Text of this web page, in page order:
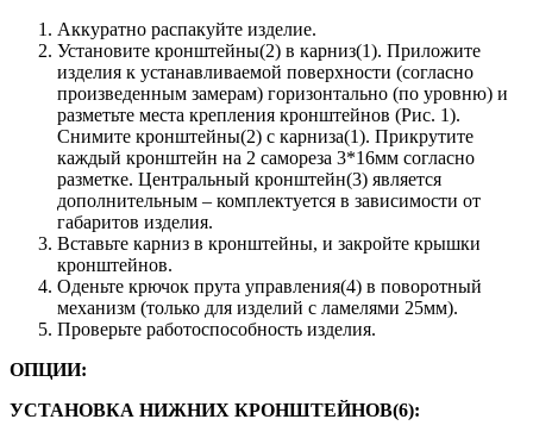
Аккуратно распакуйте изделие.
Установите кронштейны(2) в карниз(1). Приложите
изделия к устанавливаемой поверхности (согласно
произведенным замерам) горизонтально (по уровню) и
разметьте места крепления кронштейнов (Рис. 1).
Снимите кронштейны(2) с карниза(1). Прикрутите
каждый кронштейн на 2 самореза 3*16мм согласно
разметке. Центральный кронштейн(3) является
дополнительным – комплектуется в зависимости от
габаритов изделия.
Вставьте карниз в кронштейны, и закройте крышки
кронштейнов.
Оденьте крючок прута управления(4) в поворотный
механизм (только для изделий с ламелями 25мм).
Проверьте работоспособность изделия.
ОПЦИИ:
УСТАНОВКА НИЖНИХ КРОНШТЕЙНОВ(6):